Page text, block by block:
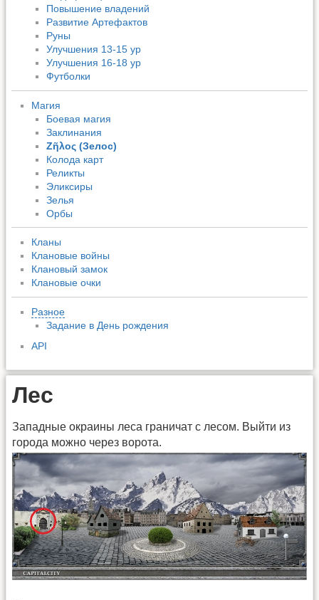
Повышение владений
Развитие Артефактов
Руны
Улучшения 13-15 ур
Улучшения 16-18 ур
Футболки
Магия
Боевая магия
Заклинания
Ζῆλος (Зелос)
Колода карт
Реликты
Эликсиры
Зелья
Орбы
Кланы
Клановые войны
Клановый замок
Клановые очки
Разное
Задание в День рождения
API
Лес
Западные окраины леса граничат с лесом. Выйти из
города можно через ворота.